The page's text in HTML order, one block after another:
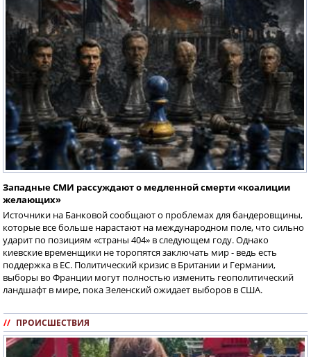
Западные СМИ рассуждают о медленной смерти «коалиции
желающих»
Источники на Банковой сообщают о проблемах для бандеровщины,
которые все больше нарастают на международном поле, что сильно
ударит по позициям «страны 404» в следующем году. Однако
киевские временщики не торопятся заключать мир - ведь есть
поддержка в ЕС. Политический кризис в Британии и Германии,
выборы во Франции могут полностью изменить геополитический
ландшафт в мире, пока Зеленский ожидает выборов в США.
// ПРОИСШЕСТВИЯ